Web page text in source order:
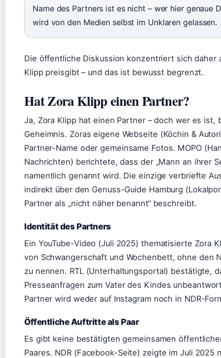
Name des Partners ist es nicht – wer hier genaue
wird von den Medien selbst im Unklaren gelassen.
Die öffentliche Diskussion konzentriert sich daher
Klipp preisgibt – und das ist bewusst begrenzt.
Hat Zora Klipp einen Partner?
Ja, Zora Klipp hat einen Partner – doch wer es ist,
Geheimnis. Zoras eigene Webseite (Köchin &
Partner-Name oder gemeinsame Fotos. MOPO
Nachrichten) berichtete, dass der „Mann an ihrer
namentlich genannt wird. Die einzige verbriefte
indirekt über den Genuss-Guide Hamburg
Partner als „nicht näher benannt“ beschreibt.
Identität des Partners
Ein YouTube-Video (Juli 2025) thematisierte Zora
von Schwangerschaft und Wochenbett, ohne den
zu nennen. RTL (Unterhaltungsportal) bestätigte,
Presseanfragen zum Vater des Kindes
Partner wird weder auf Instagram noch in NDR-
Öffentliche Auftritte als Paar
Es gibt keine bestätigten gemeinsamen
Paares. NDR (Facebook-Seite) zeigte im Juli 2025